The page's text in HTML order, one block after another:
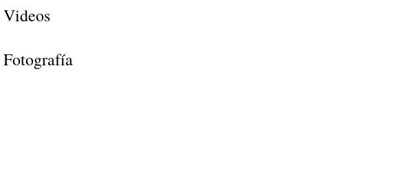
Videos
Fotografía